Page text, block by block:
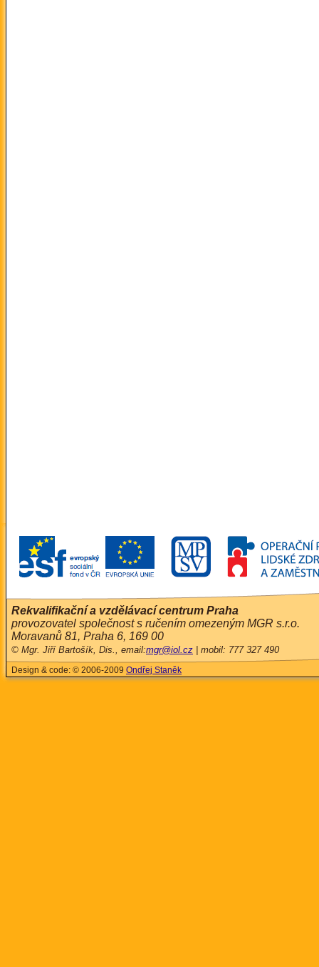
Rekvalifikační a vzdělávací centrum Praha
provozovatel společnost s ručením omezeným MGR s.r.o.
Moravanů 81, Praha 6, 169 00
© Mgr. Jiří Bartošík, Dis., email:mgr@iol.cz | mobil: 777 327 490
Design & code: © 2006-2009 Ondřej Staněk